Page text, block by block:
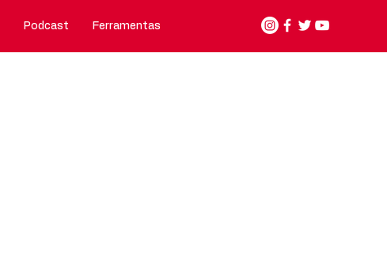
Podcast Ferramentas Nosso jeito de fazer Contato